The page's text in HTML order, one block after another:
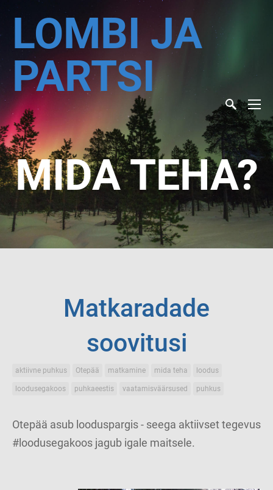
LOMBI JA
PARTSI
MIDA TEHA?
Matkaradade
soovitusi
aktiivne puhkus Otepää matkamine mida teha loodus
loodusegakoos puhkaeestis vaatamisväärsused puhkus
Otepää asub looduspargis - seega aktiivset tegevus
#loodusegakoos jagub igale maitsele.